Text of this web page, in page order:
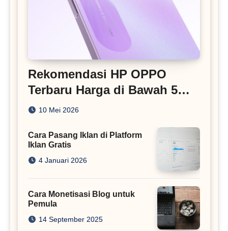
Rekomendasi HP OPPO
Terbaru Harga di Bawah 5
Juta
10 Mei 2026
Cara Pasang Iklan di Platform
Iklan Gratis
4 Januari 2026
Cara Monetisasi Blog untuk
Pemula
14 September 2025